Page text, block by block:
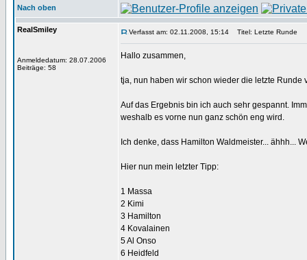
Nach oben
RealSmiley
Anmeldedatum: 28.07.2006
Beiträge: 58
Verfasst am: 02.11.2008, 15:14 Titel: Letzte Runde
Hallo zusammen,
tja, nun haben wir schon wieder die letzte
Auf das Ergebnis bin ich auch sehr gespannt.
weshalb es vorne nun ganz schön eng wird.
Ich denke, dass Hamilton Waldmeister... ähhh...
Hier nun mein letzter Tipp:
1 Massa
2 Kimi
3 Hamilton
4 Kovalainen
5 Al Onso
6 Heidfeld